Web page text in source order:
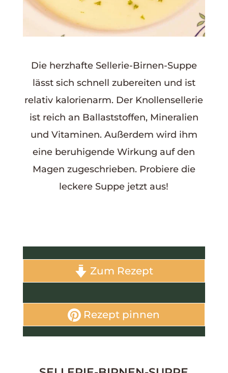
Die herzhafte Sellerie-Birnen-Suppe
lässt sich schnell zubereiten und ist
relativ kalorienarm. Der Knollensellerie
ist reich an Ballaststoffen, Mineralien
und Vitaminen. Außerdem wird ihm
eine beruhigende Wirkung auf den
Magen zugeschrieben. Probiere die
leckere Suppe jetzt aus!
Zum Rezept
Rezept pinnen